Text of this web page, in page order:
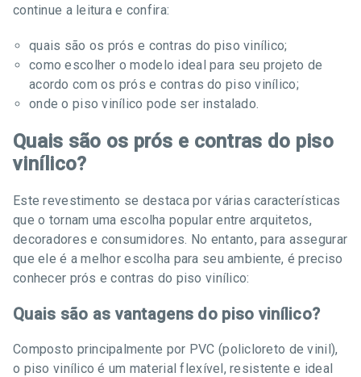
continue a leitura e confira:
quais são os prós e contras do piso vinílico;
como escolher o modelo ideal para seu projeto de
acordo com os prós e contras do piso vinílico;
onde o piso vinílico pode ser instalado.
Quais são os prós e contras do piso
vinílico?
Este revestimento se destaca por várias características
que o tornam uma escolha popular entre arquitetos,
decoradores e consumidores. No entanto, para assegurar
que ele é a melhor escolha para seu ambiente, é preciso
conhecer prós e contras do piso vinílico:
Quais são as vantagens do piso vinílico?
Composto principalmente por PVC (policloreto de vinil),
o piso vinílico é um material flexível, resistente e ideal